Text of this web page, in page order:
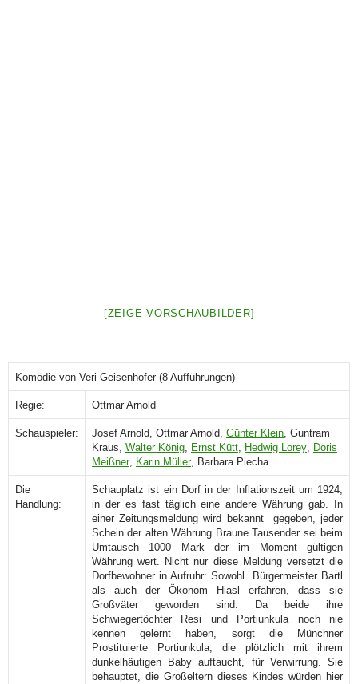
[ZEIGE VORSCHAUBILDER]
Komödie von Veri Geisenhofer (8 Aufführungen)
Regie: Ottmar Arnold
Schauspieler: Josef Arnold, Ottmar Arnold, Günter Klein, Guntram
Kraus, Walter König, Ernst Kütt, Hedwig Lorey, Doris
Meißner, Karin Müller, Barbara Piecha
Die
Handlung:
Schauplatz ist ein Dorf in der Inflationszeit um 1924,
in der es fast täglich eine andere Währung gab. In
einer Zeitungsmeldung wird bekannt gegeben, jeder
Schein der alten Währung Braune Tausender sei beim
Umtausch 1000 Mark der im Moment gültigen
Währung wert. Nicht nur diese Meldung versetzt die
Dorfbewohner in Aufruhr: Sowohl Bürgermeister Bartl
als auch der Ökonom Hiasl erfahren, dass sie
Großväter geworden sind. Da beide ihre
Schwiegertöchter Resi und Portiunkula noch nie
kennen gelernt haben, sorgt die Münchner
Prostituierte Portiunkula, die plötzlich mit ihrem
dunkelhäutigen Baby auftaucht, für Verwirrung. Sie
behauptet, die Großeltern dieses Kindes würden hier